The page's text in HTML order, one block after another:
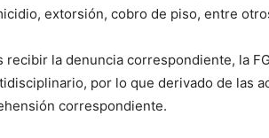
extorsión, cobro de piso, entre
recibir la denuncia correspondiente, la
por lo que derivado de las
correspondiente.